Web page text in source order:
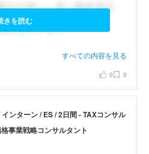
きを読む
すべての内容を見る
0 0
ンターン / ES / 2日間 - TAXコンサル
事業戦略コンサルタント